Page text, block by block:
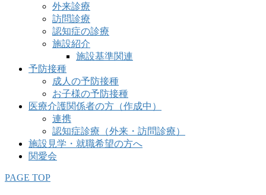
外来診療
訪問診療
認知症の診療
施設紹介
施設基準関連
予防接種
成人の予防接種
お子様の予防接種
医療介護関係者の方（作成中）
連携
認知症診療（外来・訪問診療）
施設見学・就職希望の方へ
関愛会
PAGE TOP